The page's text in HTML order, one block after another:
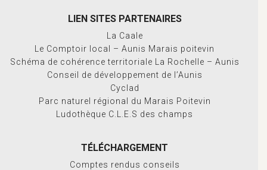
LIEN SITES PARTENAIRES
La Caale
Le Comptoir local – Aunis Marais poitevin
Schéma de cohérence territoriale La Rochelle – Aunis
Conseil de développement de l’Aunis
Cyclad
Parc naturel régional du Marais Poitevin
Ludothèque C.L.E.S des champs
TÉLÉCHARGEMENT
Comptes rendus conseils